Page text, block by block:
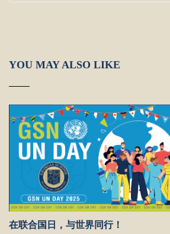
YOU MAY ALSO LIKE
在联合国日，与世界同行！